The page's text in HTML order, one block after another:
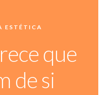
ESTÉTICA
que
de si